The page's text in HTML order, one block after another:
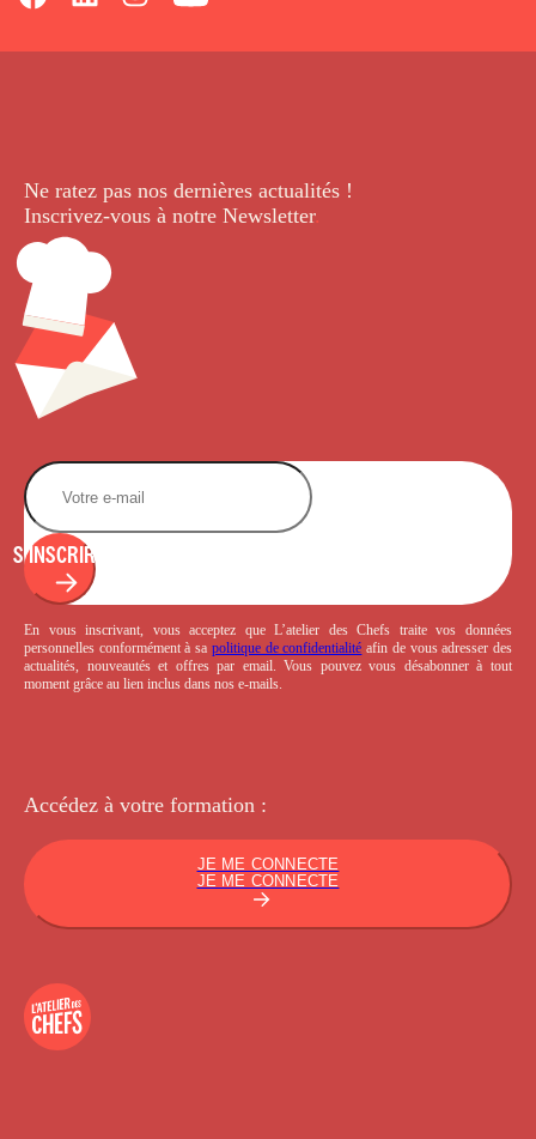
Ne ratez pas nos dernières actualités !
Inscrivez-vous à notre Newsletter.
S'INSCRIRE
En vous inscrivant, vous acceptez que L’atelier des Chefs traite vos données
personnelles conformément à sa politique de confidentialité afin de vous adresser des
actualités, nouveautés et offres par email. Vous pouvez vous désabonner à tout
moment grâce au lien inclus dans nos e-mails.
Accédez à votre formation :
JE ME CONNECTE
JE ME CONNECTE